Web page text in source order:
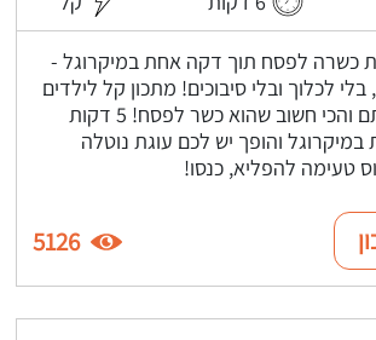
כשרה לפסח תוך דקה אחת במיקרוגל -
לכלוך ובלי סיבוכים! מתכון קל לילדים
שתוכלו להכין איתם והכי חשוב שהוא כשר לפסח! 5 דקות
והופך יש לכם עוגת נוטלה
טעימה להפליא, כנסו!
5126